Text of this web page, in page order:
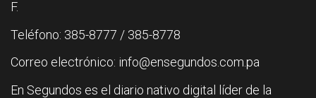
F.
Teléfono: 385-8777 / 385-8778
Correo electrónico: info@ensegundos.com.pa
En Segundos es el diario nativo digital líder de la